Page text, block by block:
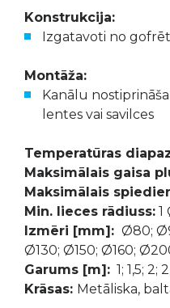
Konstrukcija:
Izgatavoti no
Montāža:
Kanālu
lentes vai savilces
Temperatūras
Maksimālais gaisa
Maksimālais
Min. lieces rādiuss: 1
Izmēri [mm]: Ø80;
Ø130; Ø150; Ø160;
Garums [m]: 1; 1,5; 2;
Krāsas: Metāliska,